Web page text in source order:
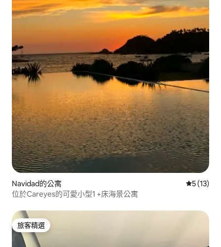
Navidad的公寓 從 13 則
5 (13)
位於Careyes的可愛小型1 +床海景公寓
旅客精選
旅客精選